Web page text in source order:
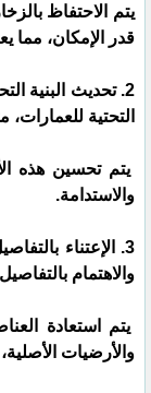
يتم الاحتفاظ
قدر الإمكان، مما
2. تحديث البنية
التحتية للعمارات،
يتم تحسين هذه
والاستدامة.
3. الإعتناء
والاهتمام
يتم استعادة
والأرضيات